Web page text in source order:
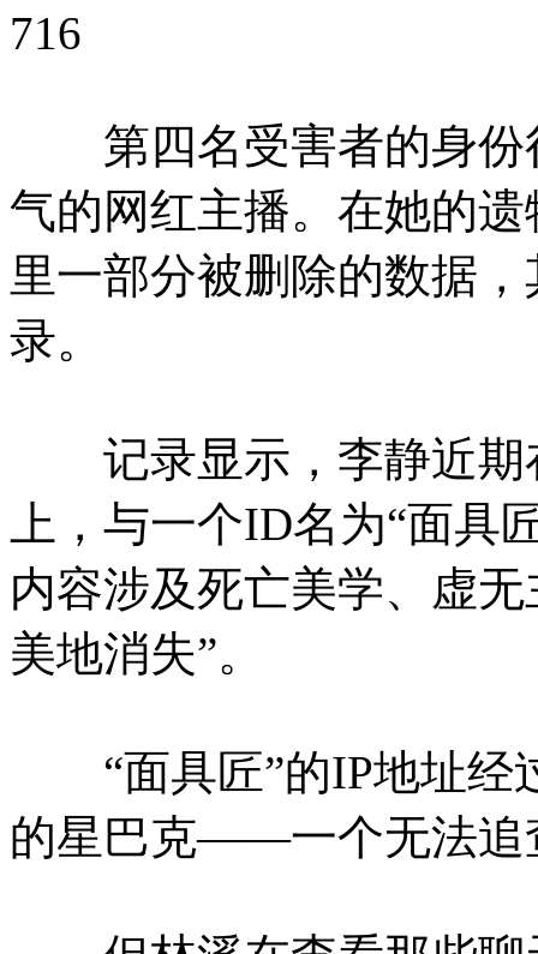
716
第四名受害者的身份
气的网红主播。在她的
里一部分被删除的数据
录。
记录显示，李静近期
上，与一个ID名为“面具
内容涉及死亡美学、虚
美地消失”。
“面具匠”的IP地址经
的星巴克——一个无法追